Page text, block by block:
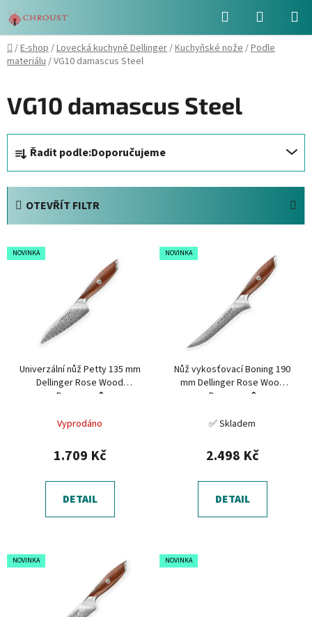
na
obsah
Hledat
KOŠÍK
Domů
/E-shop/Lovecká kuchyně Dellinger/Kuchyňské nože/Podle
materiálu/VG10 damascus Steel
VG10 damascus Steel
a
z
p
Řadit podle:Doporučujeme
OTEVŘÍT FILTR
V
ý
NOVINKA
Univerzální nůž Petty 135 mm
Dellinger Rose Wood
Damascus®
Vyprodáno
1.709 Kč
DETAIL
NOVINKA
Nůž vykosťovací Boning 190
mm Dellinger Rose Wood
Damascus®
✅ Skladem
2.498 Kč
DETAIL
NOVINKA NOVINKA